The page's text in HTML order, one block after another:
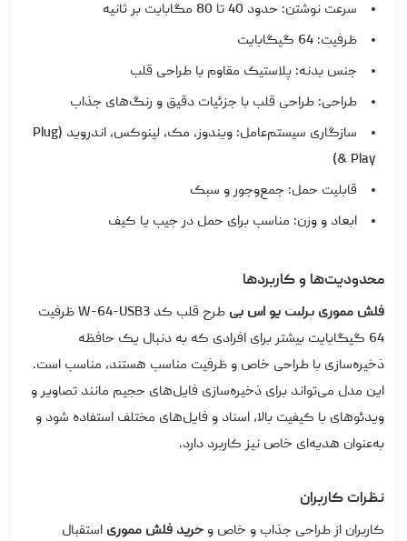
سرعت نوشتن: حدود 40 تا 80 مگابایت بر ثانیه
ظرفیت: 64 گیگابایت
جنس بدنه: پلاستیک مقاوم با طراحی قلب
طراحی: طراحی قلب با جزئیات دقیق و رنگ‌های جذاب
سازگاری سیستم‌عامل: ویندوز، مک، لینوکس، اندروید (Plug
& Play)
قابلیت حمل: جمع‌وجور و سبک
ابعاد و وزن: مناسب برای حمل در جیب یا کیف
محدودیت‌ها و کاربردها
فلش مموری پرلیت یو اس بی
طرح قلب کد W-64-USB3 ظرفیت
64 گیگابایت بیشتر برای افرادی که به دنبال یک حافظه
ذخیره‌سازی با طراحی خاص و ظرفیت مناسب هستند، مناسب است.
این مدل می‌تواند برای ذخیره‌سازی فایل‌های حجیم مانند تصاویر و
ویدئوهای با کیفیت بالا، اسناد و فایل‌های مختلف استفاده شود و
به‌عنوان هدیه‌ای خاص نیز کاربرد دارد.
نظرات کاربران
کاربران از طراحی جذاب و خاص و خرید فلش مموری استقبال